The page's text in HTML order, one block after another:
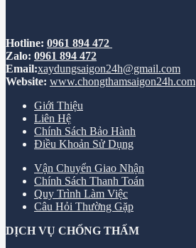
Hotline: 0961 894 472
Zalo: 0961 894 472
Email:xaydungsaigon24h@gmail.com
Website: www.chongthamsaigon24h.com
Giới Thiệu
Liên Hệ
Chính Sách Bảo Hành
Điều Khoản Sử Dụng
Vận Chuyển Giao Nhận
Chính Sách Thanh Toán
Quy Trình Làm Việc
Câu Hỏi Thường Gặp
DỊCH VỤ CHỐNG THẤM